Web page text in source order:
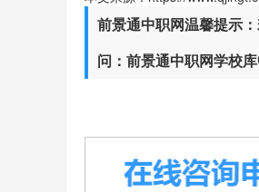
前景通中职网温馨提示
问：前景通中职网学校